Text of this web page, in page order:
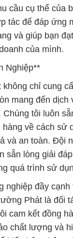
cầu cụ thể của
tác để đáp ứng
và giúp bạn
của mình.
Nghiệp**
chỉ cung
mang đến dịch
Chúng tôi luôn
về cách sử
và an toàn. Đội
sẵn lòng giải
quá trình sử
nghiệp đầy cạnh
Phát là đối
cam kết đồng
chất lượng và